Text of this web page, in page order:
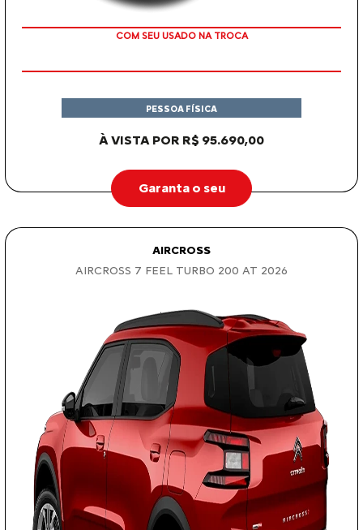
OU TAXA 0%
À VISTA POR R$ 95.690,00
PESSOA FÍSICA
Garanta o seu
AIRCROSS
AIRCROSS 7 FEEL TURBO 200 AT 2026